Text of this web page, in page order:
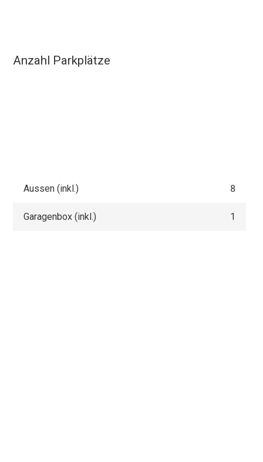
Anzahl Parkplätze
Aussen (inkl.) 8
Garagenbox (inkl.) 1